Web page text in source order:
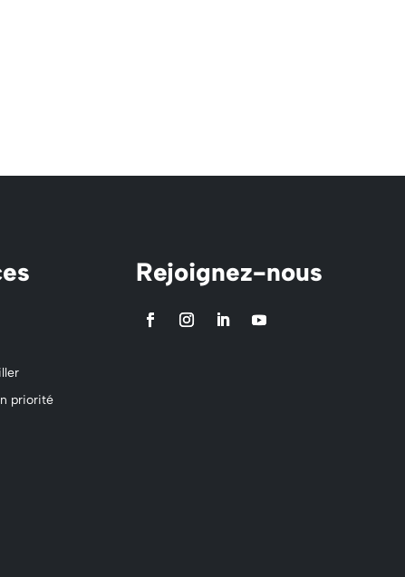
priorité
Rejoignez-nous